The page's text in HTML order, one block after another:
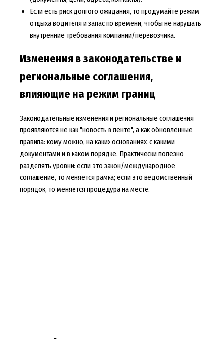
Если есть риск долгого ожидания, то продумайте режим
отдыха водителя и запас по времени, чтобы не нарушать
внутренние требования компании/перевозчика.
Изменения в законодательстве и
региональные соглашения,
влияющие на режим границ
Законодательные изменения и региональные соглашения
проявляются не как "новость в ленте", а как обновлённые
правила: кому можно, на каких основаниях, с какими
документами и в каком порядке. Практически полезно
разделять уровни: если это закон/международное
соглашение, то меняется рамка; если это ведомственный
порядок, то меняется процедура на месте.